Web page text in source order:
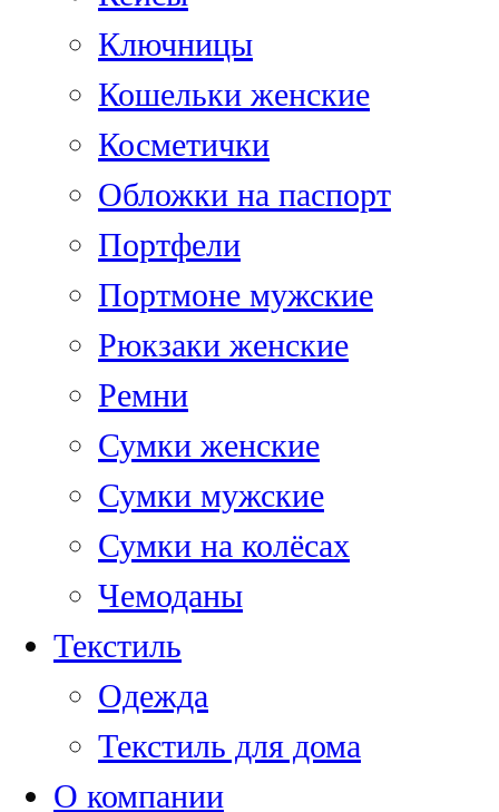
Ключницы
Кошельки женские
Косметички
Обложки на паспорт
Портфели
Портмоне мужские
Рюкзаки женские
Ремни
Сумки женские
Сумки мужские
Сумки на колёсах
Чемоданы
Текстиль
Одежда
Текстиль для дома
О компании